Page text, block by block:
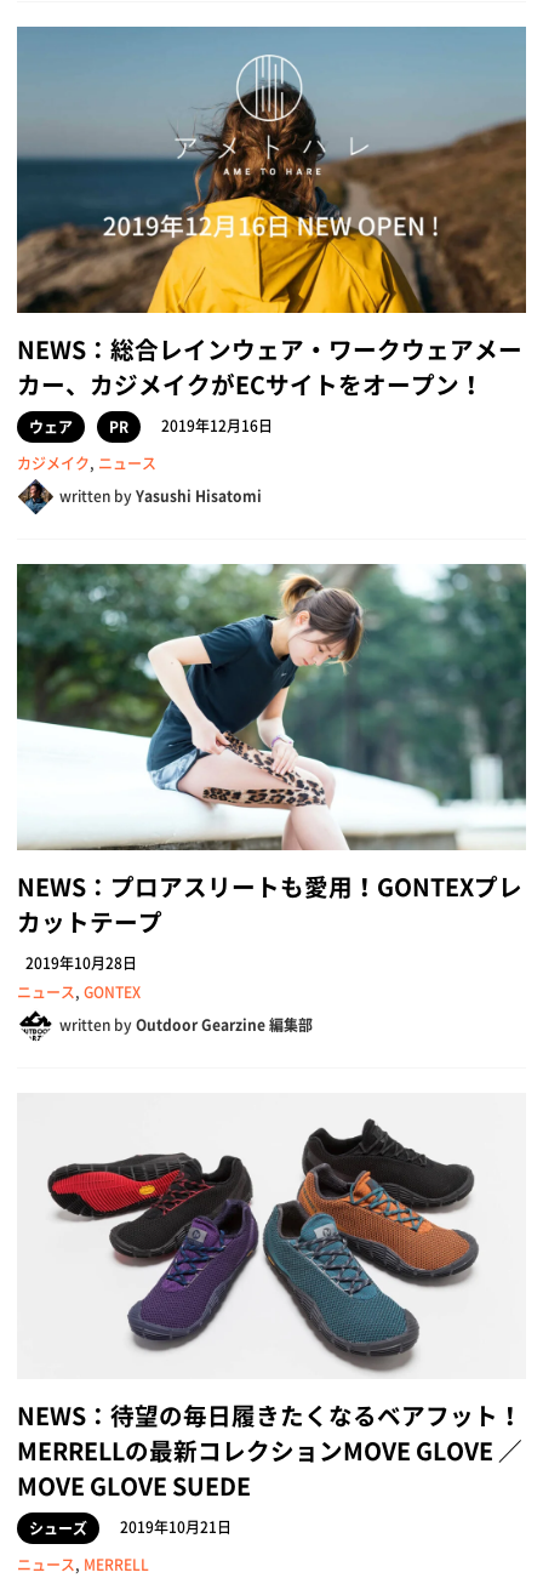
NEWS：総合レインウェア・ワークウェアメー
カー、カジメイクがECサイトをオープン！
ウェア PR
2019年12月16日
カジメイク, ニュース
written byYasushi Hisatomi
NEWS：プロアスリートも愛用！GONTEXプレ
カットテープ
2019年10月28日
ニュース, GONTEX
written byOutdoor Gearzine 編集部
NEWS：待望の毎日履きたくなるベアフット！
MERRELLの最新コレクションMOVE GLOVE ／
MOVE GLOVE SUEDE
シューズ
2019年10月21日
ニュース, MERRELL